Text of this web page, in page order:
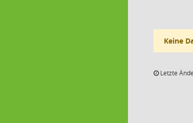
Keine
Letzte